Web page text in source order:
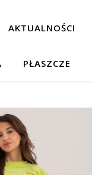
AKTUALNOŚCI
PŁASZCZE